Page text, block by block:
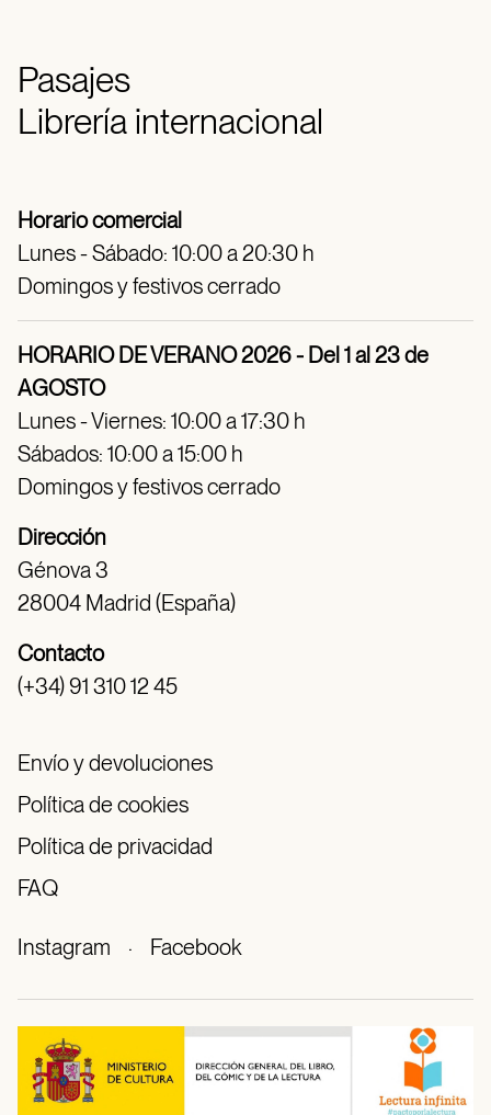
Pasajes
Librería internacional
Horario comercial
Lunes - Sábado: 10:00 a 20:30 h
Domingos y festivos cerrado
HORARIO DE VERANO 2026 - Del 1 al 23 de
AGOSTO
Lunes - Viernes: 10:00 a 17:30 h
Sábados: 10:00 a 15:00 h
Domingos y festivos cerrado
Dirección
Génova 3
28004 Madrid (España)
Contacto
(+34) 91 310 12 45
Envío y devoluciones
Política de cookies
Política de privacidad
FAQ
Instagram · Facebook